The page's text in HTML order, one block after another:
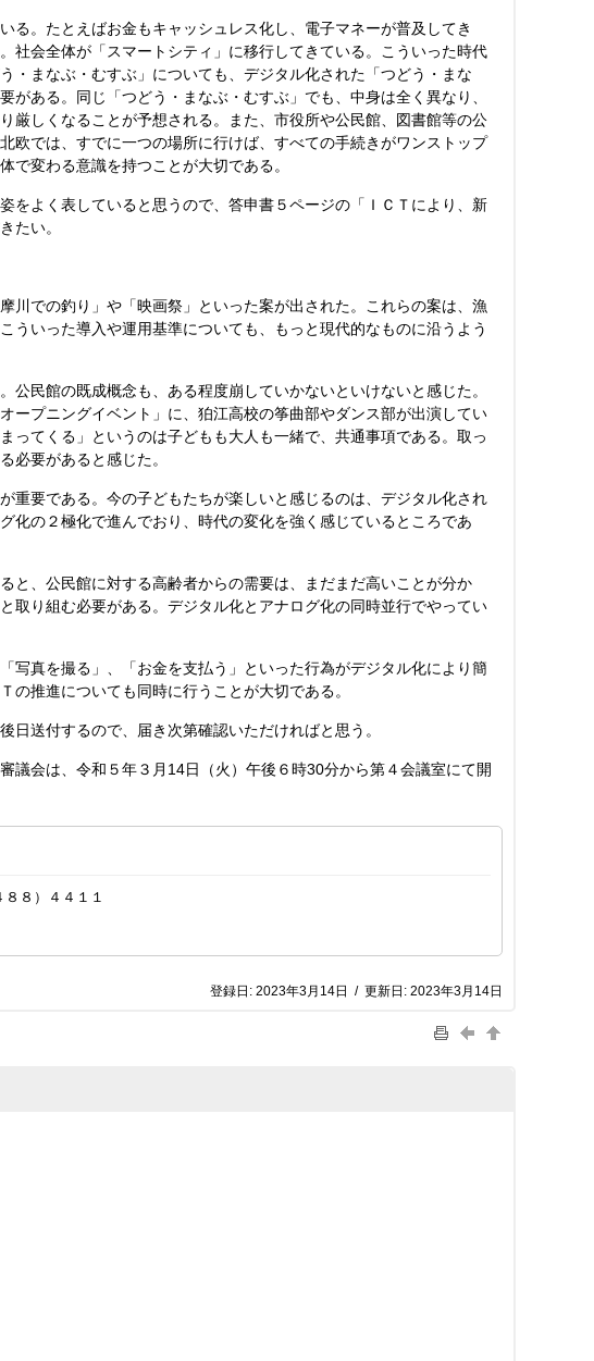
。たとえばお金もキャッシュレス化し、電子マネーが普及してき
社会全体が「スマートシティ」に移行してきている。こういった時代
・まなぶ・むすぶ」についても、デジタル化された「つどう・まな
ある。同じ「つどう・まなぶ・むすぶ」でも、中身は全く異なり、
厳しくなることが予想される。また、市役所や公民館、図書館等の公
欧では、すでに一つの場所に行けば、すべての手続きがワンストップ
で変わる意識を持つことが大切である。
をよく表していると思うので、答申書５ページの「ＩＣＴにより、新
たい。
での釣り」や「映画祭」といった案が出された。これらの案は、漁
いった導入や運用基準についても、もっと現代的なものに沿うよう
民館の既成概念も、ある程度崩していかないといけないと感じた。
ープニングイベント」に、狛江高校の筝曲部やダンス部が出演してい
ってくる」というのは子どもも大人も一緒で、共通事項である。取っ
必要があると感じた。
要である。今の子どもたちが楽しいと感じるのは、デジタル化され
化の２極化で進んでおり、時代の変化を強く感じているところであ
、公民館に対する高齢者からの需要は、まだまだ高いことが分か
取り組む必要がある。デジタル化とアナログ化の同時並行でやってい
写真を撮る」、「お金を支払う」といった行為がデジタル化により簡
推進についても同時に行うことが大切である。
送付するので、届き次第確認いただければと思う。
議会は、令和５年３月14日（火）午後６時30分から第４会議室にて開
８）４４１１
登録日: 2023年3月14日 / 更新日: 2023年3月14日